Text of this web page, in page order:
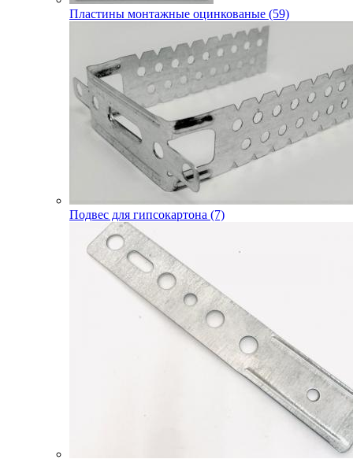
Пластины монтажные оцинкованые (59)
Подвес для гипсокартона (7)